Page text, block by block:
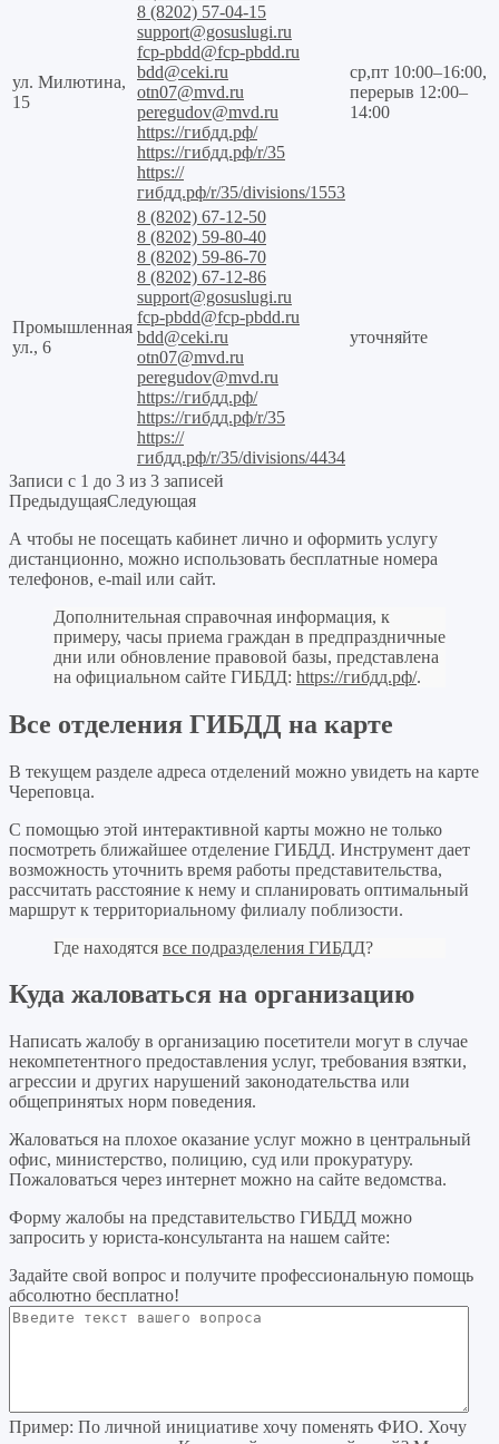
ул. Милютина,
15
8 (8202) 57-04-15
support@gosuslugi.ru
fcp-pbdd@fcp-pbdd.ru
bdd@ceki.ru
otn07@mvd.ru
peregudov@mvd.ru
https://гибдд.рф/
https://гибдд.рф/r/35
https://
гибдд.рф/r/35/divisions/1553
ср,пт 10:00–16:00,
перерыв 12:00–
14:00
Промышленная
ул., 6
8 (8202) 67-12-50
8 (8202) 59-80-40
8 (8202) 59-86-70
8 (8202) 67-12-86
support@gosuslugi.ru
fcp-pbdd@fcp-pbdd.ru
bdd@ceki.ru
otn07@mvd.ru
peregudov@mvd.ru
https://гибдд.рф/
https://гибдд.рф/r/35
https://
гибдд.рф/r/35/divisions/4434
уточняйте
Записи с 1 до 3 из 3 записей
ПредыдущаяСледующая
А чтобы не посещать кабинет лично и оформить услугу
дистанционно, можно использовать бесплатные номера
телефонов, e-mail или сайт.
Дополнительная справочная информация, к
примеру, часы приема граждан в предпраздничные
дни или обновление правовой базы, представлена
на официальном сайте ГИБДД: https://гибдд.рф/.
Все отделения ГИБДД на карте
В текущем разделе адреса отделений можно увидеть на карте
Череповца.
С помощью этой интерактивной карты можно не только
посмотреть ближайшее отделение ГИБДД. Инструмент дает
возможность уточнить время работы представительства,
рассчитать расстояние к нему и спланировать оптимальный
маршрут к территориальному филиалу поблизости.
Где находятся все подразделения ГИБДД?
Куда жаловаться на организацию
Написать жалобу в организацию посетители могут в случае
некомпетентного предоставления услуг, требования взятки,
агрессии и других нарушений законодательства или
общепринятых норм поведения.
Жаловаться на плохое оказание услуг можно в центральный
офис, министерство, полицию, суд или прокуратуру.
Пожаловаться через интернет можно на сайте ведомства.
Форму жалобы на представительство ГИБДД можно
запросить у юриста-консультанта на нашем сайте:
Задайте свой вопрос и получите профессиональную помощь
абсолютно бесплатно!
Пример: По личной инициативе хочу поменять ФИО. Хочу